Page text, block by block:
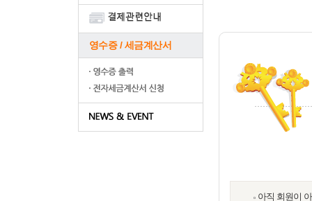
영수증 / 세금계산서
아직 회원이